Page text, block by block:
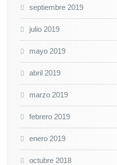
septiembre 2019
julio 2019
mayo 2019
abril 2019
marzo 2019
febrero 2019
enero 2019
octubre 2018